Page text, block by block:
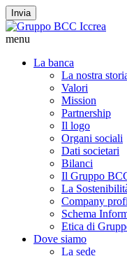
Invia
menu
La banca
La nostra
Valori
Mission
Partnership
Il logo
Organi sociali
Dati societari
Bilanci
Il Gruppo
La
Company
Schema
Etica di
Dove siamo
La sede